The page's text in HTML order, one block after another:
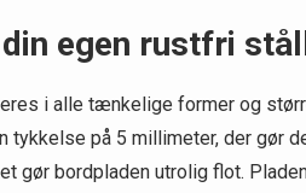
egen rustfri
i alle tænkelige former og
tykkelse på 5 millimeter, der gør
gør bordpladen utrolig flot.